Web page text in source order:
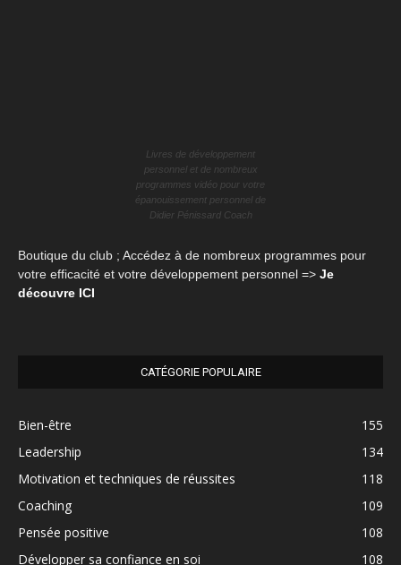
Livres de développement
personnel et de nombreux
programmes vidéo pour votre
épanouissement personnel de
Didier Pénissard Coach
Boutique du club ; Accédez à de nombreux programmes pour
votre efficacité et votre développement personnel => Je
découvre ICI
CATÉGORIE POPULAIRE
Bien-être
155
Leadership
134
Motivation et techniques de réussites
118
Coaching
109
Pensée positive
108
Développer sa confiance en soi
108